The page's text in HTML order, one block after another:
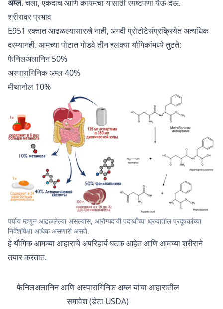
अम्ल. चला, एकदाच आणि कायमचा यासाठी स्पष्टपणा येऊ देऊ.
शरीरावर प्रभाव
E951 रक्तात आढळल्यासारखे नाही, अगदी प्रोटोटेसंप्रक्रियेत अत्यधिक
दरम्यानही. आमच्या पोटात गोडवे तीन हलक्या यौगिकांमध्ये तुटते:
फेनिलअलानिन 50%
अस्पारागिनिक अम्ल 40%
मीथानोल 10%
पर्याय म्हणून आढळलेल्या असल्यास, आरोग्यदायी पदार्थांच्या ध्रुवातील प्रदूषकांच्या
निर्देशांपेक्षा अधिक असणारी असते.
हे यौगिक आमच्या आहाराचे अपरिहार्य घटक आहेत आणि आमच्या शरीराने
तयार करतात.
फेनिलअलानिन आणि अस्पारागिनिक अम्ल यांचा आहारातील
समावेश (डेटा USDA)